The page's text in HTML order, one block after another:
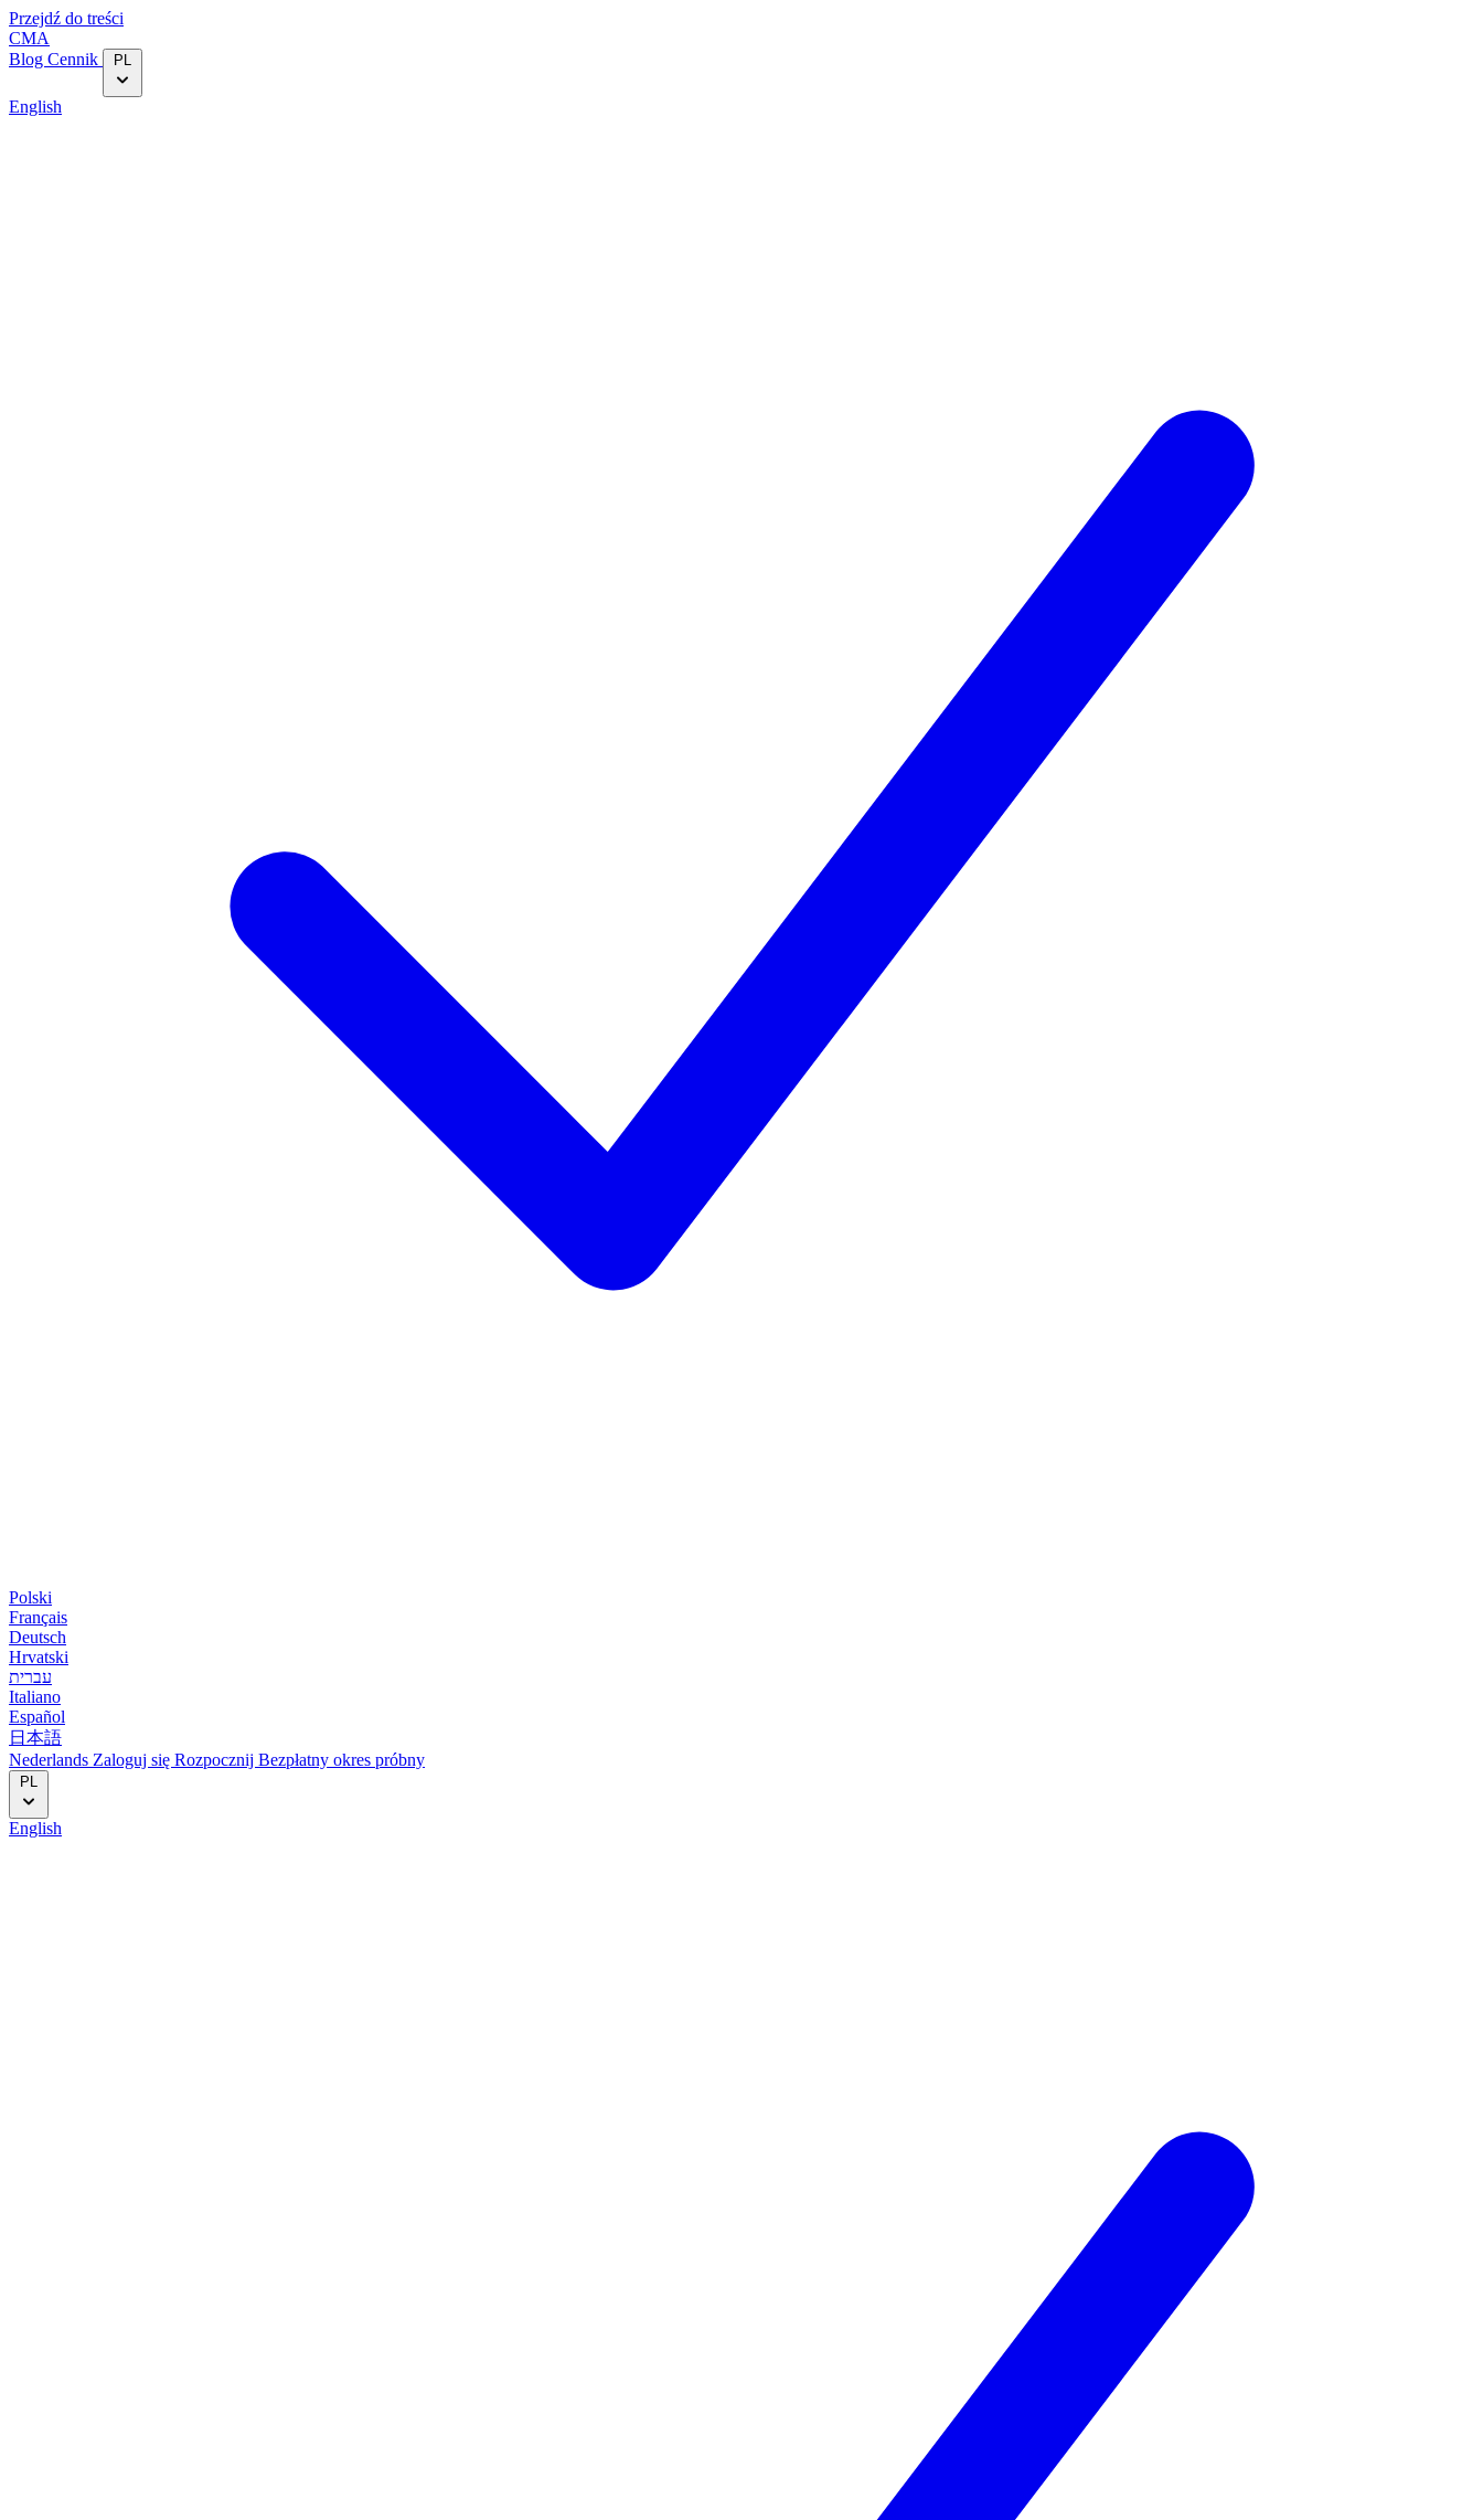
Przejdź do treści
CMA
Blog‎ Cennik PL
English
Polski
Français
Deutsch
Hrvatski
עברית
Italiano
Español
日本語
Nederlands Zaloguj się Rozpocznij Bezpłatny okres próbny
PL
English